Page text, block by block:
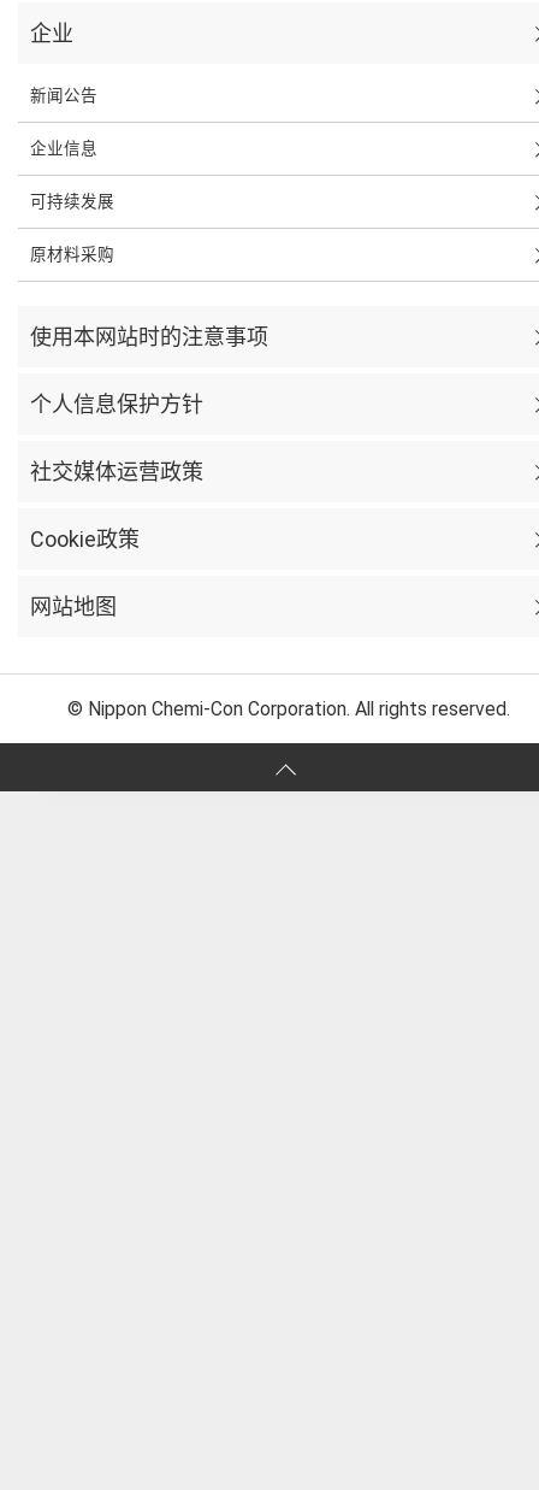
企业
新闻公告
企业信息
可持续发展
原材料采购
使用本网站时的注意事项
个人信息保护方针
社交媒体运营政策
Cookie政策
网站地图
© Nippon Chemi-Con Corporation. All rights reserved.